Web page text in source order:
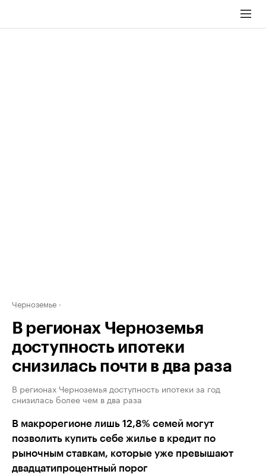
Черноземье
В регионах Черноземья
доступность ипотеки
снизилась почти в два раза
В регионах Черноземья доступность ипотеки за год
снизилась более чем в два раза
В макрорегионе лишь 12,8% семей могут
позволить купить себе жилье в кредит по
рыночным ставкам, которые уже превышают
двадцатипроцентный порог